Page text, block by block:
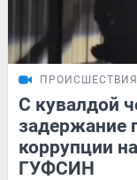
ПРОИСШЕСТВИЯ
С кувалдой
задержание
коррупции
ГУФСИН